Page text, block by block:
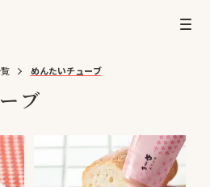
めんたいチューブ
ブ